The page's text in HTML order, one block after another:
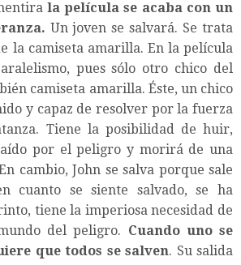
la película se acaba con un
Un joven se salvará. Se trata
la camiseta amarilla. En la película
pues sólo otro chico del
camiseta amarilla. Éste, un chico
y capaz de resolver por la fuerza
Tiene la posibilidad de huir,
por el peligro y morirá de una
cambio, John se salva porque sale
cuanto se siente salvado, se ha
tiene la imperiosa necesidad de
del peligro. Cuando uno se
que todos se salven. Su salida